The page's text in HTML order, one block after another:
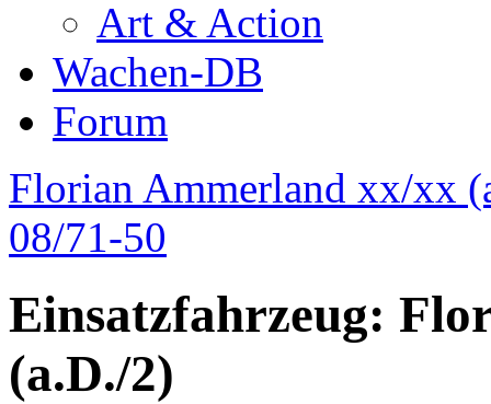
Art & Action
Wachen-DB
Forum
Florian Ammerland xx/xx
08/71-50
Einsatzfahrzeug:
(a.D./2)